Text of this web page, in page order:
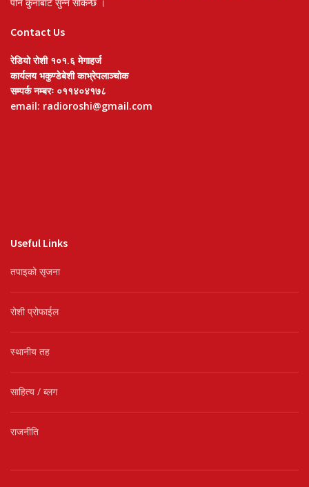
Contact Us
रेडियो रोशी १०१.६ मेगाहर्ज
कार्यलय भकुण्डेबेशी काभ्रेपलाञ्चोक
सम्पर्क नम्बरः ०११४०४१७८
email: radioroshi@gmail.com
Useful Links
तपाइको सृजना
रोशी प्रोफाईल
स्थानीय तह
साहित्य / ब्लग
राजनीति